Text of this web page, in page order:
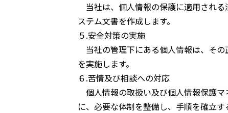
当社は、個人情報の保護に適用され
ステム文書を作成します。
５.安全対策の実施
当社の管理下にある個人情報は、そ
を実施します。
６.苦情及び相談への対応
個人情報の取扱い及び個人情報保護
に、必要な体制を整備し、手順を確立す